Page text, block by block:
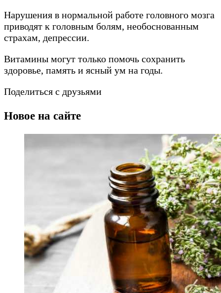
Нарушения в нормальной работе головного мозга
приводят к головным болям, необоснованным
страхам, депрессии.
Витамины могут только помочь сохранить
здоровье, память и ясный ум на годы.
Поделиться с друзьями
Новое на сайте